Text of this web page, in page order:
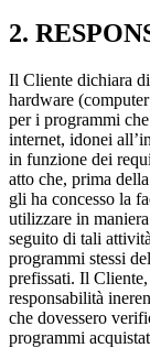
2.
Il Cliente dichiara
hardware
per i programmi
internet, idonei
in funzione dei
atto che, prima
gli ha concesso la
utilizzare in
seguito di tali
programmi stessi
prefissati. Il
responsabilità
che dovessero
programmi